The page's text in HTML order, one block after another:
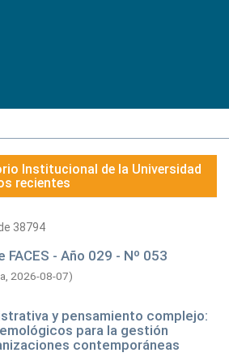
Institucional de la Universidad
recientes
38794
- Año 029 - Nº 053
2026-08-07)
y pensamiento complejo:
para la gestión
contemporáneas